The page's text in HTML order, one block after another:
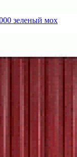
зеленый мох